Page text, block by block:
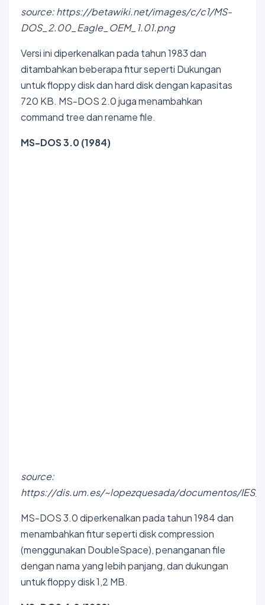
source: https://betawiki.net/images/c/c1/MS-
DOS_2.00_Eagle_OEM_1.01.png
Versi ini diperkenalkan pada tahun 1983 dan
ditambahkan beberapa fitur seperti Dukungan
untuk floppy disk dan hard disk dengan kapasitas
720 KB. MS-DOS 2.0 juga menambahkan
command tree dan rename file.
MS-DOS 3.0 (1984)
source:
https://dis.um.es/~lopezquesada/documentos/
MS-DOS 3.0 diperkenalkan pada tahun 1984 dan
menambahkan fitur seperti disk compression
(menggunakan DoubleSpace), penanganan file
dengan nama yang lebih panjang, dan dukungan
untuk floppy disk 1,2 MB.